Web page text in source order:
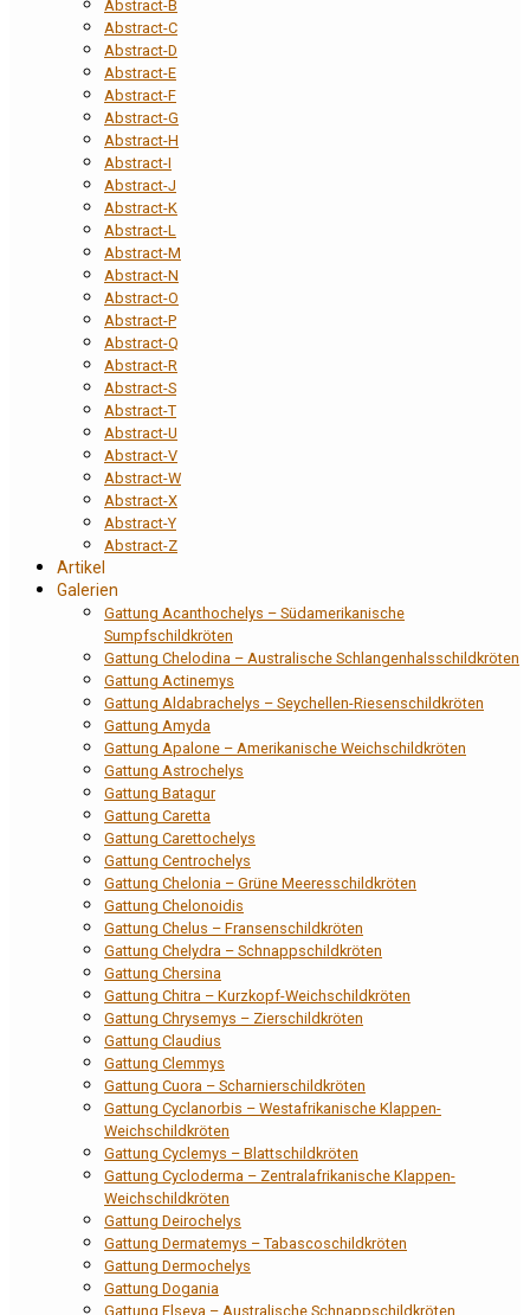
Abstract-B
Abstract-C
Abstract-D
Abstract-E
Abstract-F
Abstract-G
Abstract-H
Abstract-I
Abstract-J
Abstract-K
Abstract-L
Abstract-M
Abstract-N
Abstract-O
Abstract-P
Abstract-Q
Abstract-R
Abstract-S
Abstract-T
Abstract-U
Abstract-V
Abstract-W
Abstract-X
Abstract-Y
Abstract-Z
Artikel
Galerien
Gattung Acanthochelys – Südamerikanische
Sumpfschildkröten
Gattung Chelodina – Australische Schlangenhalsschildkröten
Gattung Actinemys
Gattung Aldabrachelys – Seychellen-Riesenschildkröten
Gattung Amyda
Gattung Apalone – Amerikanische Weichschildkröten
Gattung Astrochelys
Gattung Batagur
Gattung Caretta
Gattung Carettochelys
Gattung Centrochelys
Gattung Chelonia – Grüne Meeresschildkröten
Gattung Chelonoidis
Gattung Chelus – Fransenschildkröten
Gattung Chelydra – Schnappschildkröten
Gattung Chersina
Gattung Chitra – Kurzkopf-Weichschildkröten
Gattung Chrysemys – Zierschildkröten
Gattung Claudius
Gattung Clemmys
Gattung Cuora – Scharnierschildkröten
Gattung Cyclanorbis – Westafrikanische Klappen-
Weichschildkröten
Gattung Cyclemys – Blattschildkröten
Gattung Cycloderma – Zentralafrikanische Klappen-
Weichschildkröten
Gattung Deirochelys
Gattung Dermatemys – Tabascoschildkröten
Gattung Dermochelys
Gattung Dogania
Gattung Elseya – Australische Schnappschildkröten